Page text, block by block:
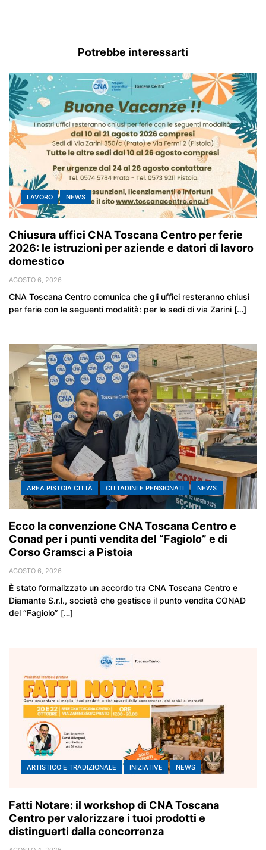
Potrebbe interessarti
LAVORO NEWS
Chiusura uffici CNA Toscana Centro per ferie
2026: le istruzioni per aziende e datori di lavoro
domestico
AGOSTO 6, 2026
CNA Toscana Centro comunica che gli uffici resteranno chiusi
per ferie con le seguenti modalità: per le sedi di via Zarini […]
AREA PISTOIA CITTÀ CITTADINI E PENSIONATI NEWS
Ecco la convenzione CNA Toscana Centro e
Conad per i punti vendita del “Fagiolo” e di
Corso Gramsci a Pistoia
AGOSTO 6, 2026
È stato formalizzato un accordo tra CNA Toscana Centro e
Diamante S.r.l., società che gestisce il punto vendita CONAD
del “Fagiolo” […]
ARTISTICO E TRADIZIONALE INIZIATIVE NEWS
Fatti Notare: il workshop di CNA Toscana
Centro per valorizzare i tuoi prodotti e
distinguerti dalla concorrenza